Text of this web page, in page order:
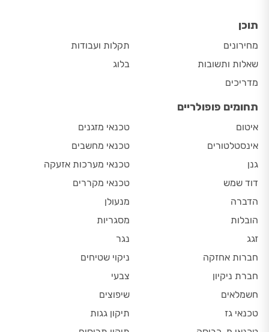
תוכן
מחירונים
שאלות ותשובות
מדריכים
תקלות ועבודות
בלוג
תחומים פופולריים
איטום
אינסטלטורים
גנן
דוד שמש
הדברה
הובלות
זגג
חברות אחזקה
חברת ניקיון
חשמלאים
טכנאי גז
טכנאי מזגנים
טכנאי מחשבים
טכנאי מערכות אזעקה
טכנאי מקררים
מנעולן
מסגריות
נגר
ניקוי שטיחים
צבעי
שיפוצים
תיקון גגות